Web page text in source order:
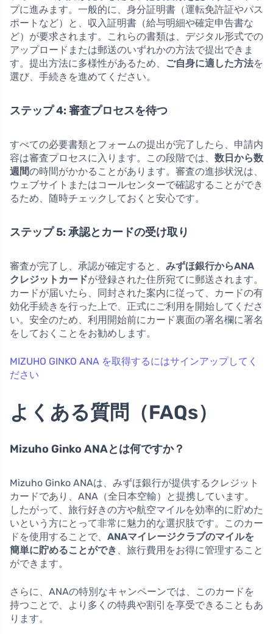
プに進みます。一般的に、身分証明書（運転免許証やパス
ポートなど）と、収入証明書（給与明細や確定申告書な
ど）が要求されます。これらの書類は、デジタル形式での
アップロードまたは郵送のいずれかの方法で提出できま
す。提出方法に多様性があるため、
ご自身に適した方法を
選び、手続きを進めてください。
ステップ 4: 審査プロセスを待つ
すべての必要書類とフォームの提出が完了したら、申請内
容は審査プロセスに入ります。この段階では、 数日から数
週間の時間がかかることがあります。審査の進捗状況は、
ウェブサイトまたはコールセンターで確認することができ
るため、随時チェックしておくと安心です。
ステップ 5: 承認とカードの受け取り
審査が完了し、承認が確定すると、 みずほ銀行からANA
クレジットカードが登録された住所宛てに郵送されます。
カードが届いたら、同封された案内に従って、カードの有
効化手続きを行った上で、正式にご利用を開始してくださ
い。安全のため、利用開始前にカード裏面の署名欄に署名
をしておくことをお勧めします。
MIZUHO GINKO ANA を取得するにはサインアップしてく
ださい
よくある質問（FAQs）
Mizuho Ginko ANAとは何ですか？
Mizuho Ginko ANAは、みずほ銀行が提供するクレジット
カードであり、ANA（全日本空輸）と提携しています。
したがって、旅行好きの方や航空マイルを効率的に貯めた
いという方にとって非常に魅力的な選択肢です。このカー
ドを使用することで、 ANAマイレージクラブのマイルを
簡単に貯めることができ
、旅行費用をお得に管理すること
ができます。
さらに、ANAの特別なキャンペーンでは、このカードを
持つことで、より多くの特典や割引を享受できることもあ
ります。